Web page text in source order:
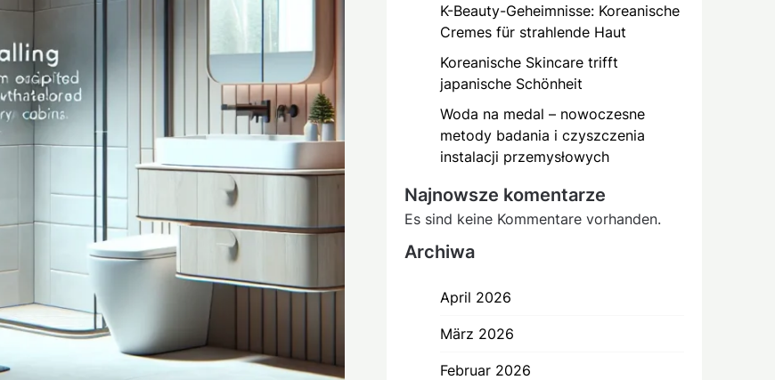
K-Beauty-Geheimnisse: Koreanische
Cremes für strahlende Haut
Koreanische Skincare trifft
japanische Schönheit
Woda na medal – nowoczesne
metody badania i czyszczenia
instalacji przemysłowych
Najnowsze komentarze
Es sind keine Kommentare vorhanden.
Archiwa
April 2026
März 2026
Februar 2026